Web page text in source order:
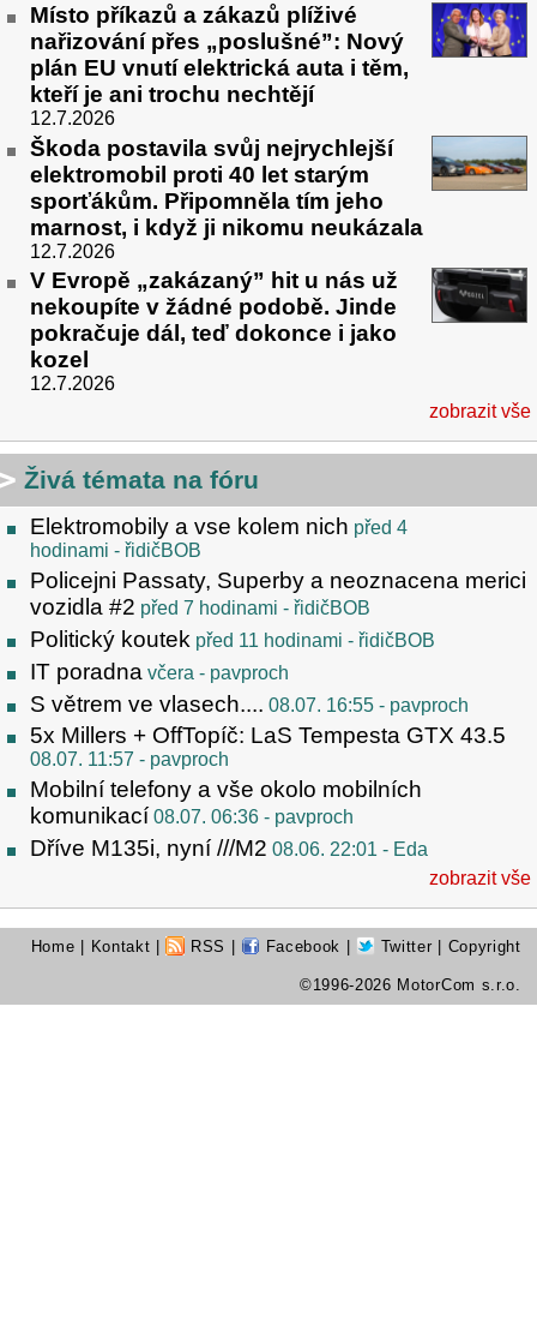
Místo příkazů a zákazů plíživé
nařizování přes „poslušné”: Nový
plán EU vnutí elektrická auta i těm,
kteří je ani trochu nechtějí
12.7.2026
Škoda postavila svůj nejrychlejší
elektromobil proti 40 let starým
sporťákům. Připomněla tím jeho
marnost, i když ji nikomu neukázala
12.7.2026
V Evropě „zakázaný” hit u nás už
nekoupíte v žádné podobě. Jinde
pokračuje dál, teď dokonce i jako
kozel
12.7.2026
zobrazit vše
Živá témata na fóru
Elektromobily a vse kolem nich před 4
hodinami - řidičBOB
Policejni Passaty, Superby a neoznacena merici
vozidla #2 před 7 hodinami - řidičBOB
Politický koutek před 11 hodinami - řidičBOB
IT poradna včera - pavproch
S větrem ve vlasech.... 08.07. 16:55 - pavproch
5x Millers + OffTopíč: LaS Tempesta GTX 43.5
08.07. 11:57 - pavproch
Mobilní telefony a vše okolo mobilních
komunikací 08.07. 06:36 - pavproch
Dříve M135i, nyní ///M2 08.06. 22:01 - Eda
zobrazit vše
Home Kontakt RSS Facebook Twitter | Copyright
©1996-2026 MotorCom s.r.o.